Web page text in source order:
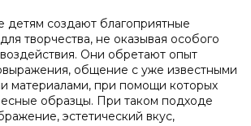
детям создают благоприятные
творчества, не оказывая особого
Они обретают опыт
общение с уже известными
материалами, при помощи которых
образцы. При таком подходе
эстетический вкус,